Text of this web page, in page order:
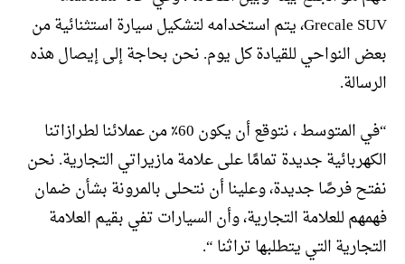
Grecale SUV، يتم استخدامه لتشكيل سيارة استثنائية من
بعض النواحي للقيادة كل يوم. نحن بحاجة إلى إيصال هذه
الرسالة.
“في المتوسط ​​، نتوقع أن يكون 60٪ من عملائنا لطرازاتنا
الكهربائية جديدة تمامًا على علامة مازيراتي التجارية. نحن
نفتح فرصًا جديدة، وعلينا أن نتحلى بالمرونة بشأن ضمان
فهمهم للعلامة التجارية، وأن السيارات تفي بقيم العلامة
التجارية التي يتطلبها تراثنا “.